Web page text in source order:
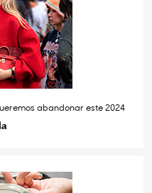
abandonar este 2024